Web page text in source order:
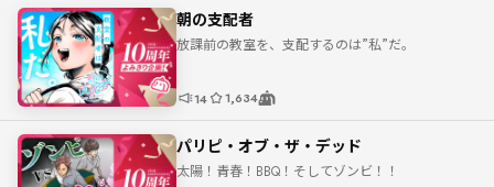
朝の支配者
放課前の教室を、支配するのは”私”だ。
14 1,634
パリピ・オブ・ザ・デッド
太陽！青春！BBQ！そしてゾンビ！！